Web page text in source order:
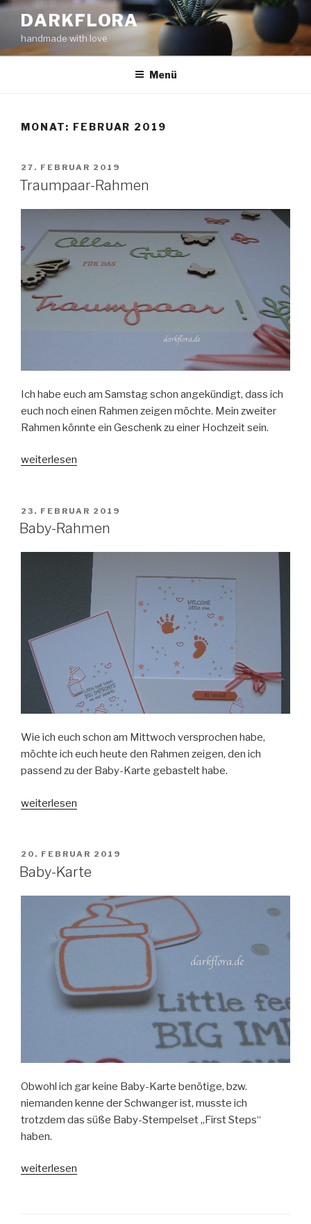
Zum
Inhalt
springen
DARKFLORA
handmade with love
Menü
MONAT: FEBRUAR 2019
VERÖFFENTLICHT
AM
27. FEBRUAR 2019
Traumpaar-Rahmen
Ich habe euch am Samstag schon angekündigt, dass ich
euch noch einen Rahmen zeigen möchte. Mein zweiter
Rahmen könnte ein Geschenk zu einer Hochzeit sein.
„Traumpaar-
weiterlesen
VERÖFFENTLICHT
AM
23. FEBRUAR 2019
Baby-Rahmen
Wie ich euch schon am Mittwoch versprochen habe,
möchte ich euch heute den Rahmen zeigen, den ich
passend zu der Baby-Karte gebastelt habe.
„Baby-
weiterlesen
VERÖFFENTLICHT
AM
20. FEBRUAR 2019
Baby-Karte
Obwohl ich gar keine Baby-Karte benötige, bzw.
niemanden kenne der Schwanger ist, musste ich
trotzdem das süße Baby-Stempelset „First Steps“
haben.
„Baby-
weiterlesen